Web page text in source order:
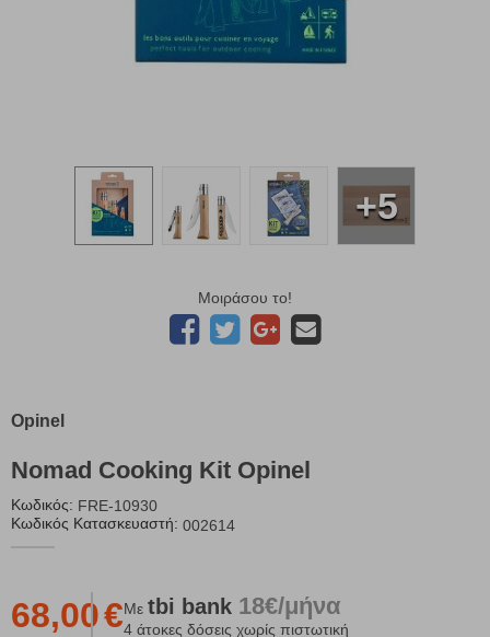
+5
Μοιράσου το!
Opinel
Nomad Cooking Kit Opinel
Κωδικός: FRE-10930
Κωδικός Κατασκευαστή: 002614
68,00€Με tbi bank 18€/μήνα
4 άτοκες δόσεις χωρίς πιστωτική